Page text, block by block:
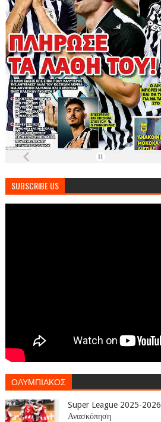
SUBSCRIBE US
ΟΛΥΜΠΙΑΚΟΣ
Super League 2025-
Ανασκόπηση